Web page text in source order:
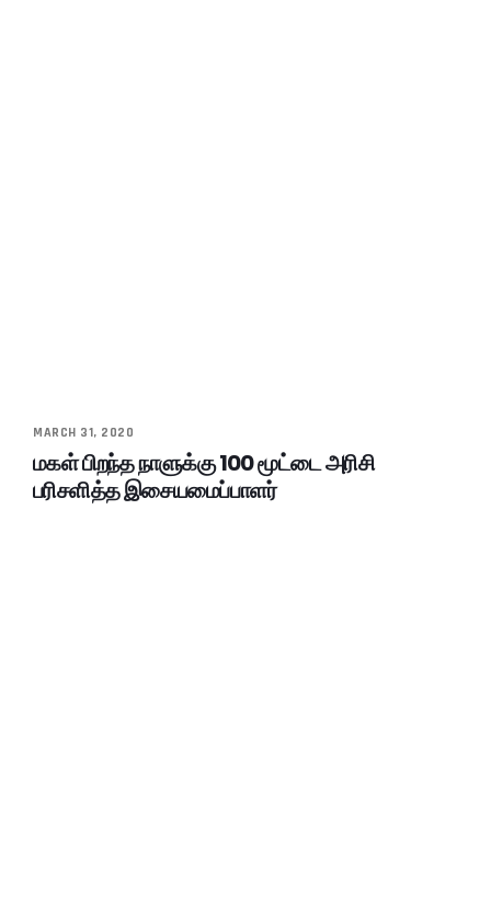
MARCH 31, 2020
மகள் பிறந்த நாளுக்கு 100 மூட்டை அரிசி
பரிசளித்த இசையமைப்பாளர்